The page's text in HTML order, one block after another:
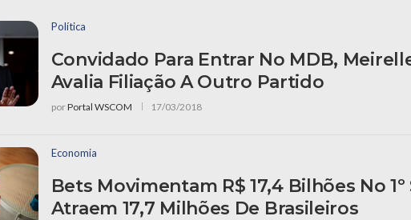
Política
Convidado Para Entrar No MDB,
Avalia Filiação A Outro Partido
porPortal WSCOM 17/03/2018
Economia
Bets Movimentam R$ 17,4 Bilhões No
Atraem 17,7 Milhões De Brasileiros